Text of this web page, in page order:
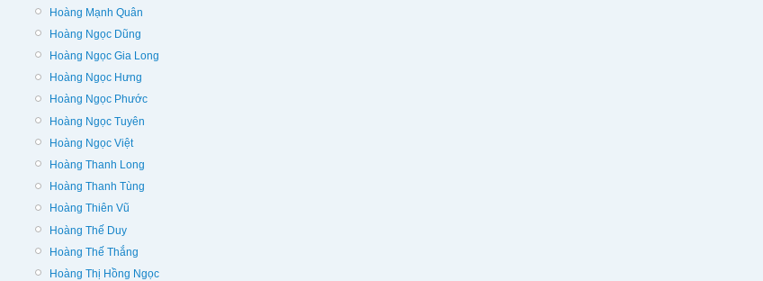
Hoàng Mạnh Quân
Hoàng Ngọc Dũng
Hoàng Ngọc Gia Long
Hoàng Ngọc Hưng
Hoàng Ngọc Phước
Hoàng Ngọc Tuyên
Hoàng Ngọc Việt
Hoàng Thanh Long
Hoàng Thanh Tùng
Hoàng Thiên Vũ
Hoàng Thế Duy
Hoàng Thế Thắng
Hoàng Thị Hồng Ngọc